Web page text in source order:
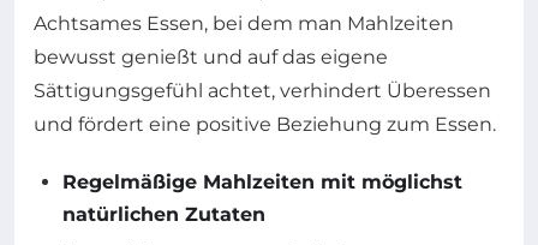
Achtsames Essen, bei dem man Mahlzeiten
bewusst genießt und auf das eigene
Sättigungsgefühl achtet, verhindert Überessen
und fördert eine positive Beziehung zum Essen.
Regelmäßige Mahlzeiten mit möglichst
natürlichen Zutaten